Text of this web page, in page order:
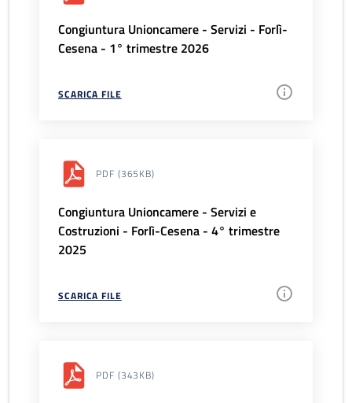
Congiuntura Unioncamere - Servizi - Forlì-
Cesena - 1° trimestre 2026
SCARICA FILE
PDF (365KB)
Congiuntura Unioncamere - Servizi e
Costruzioni - Forlì-Cesena - 4° trimestre
2025
SCARICA FILE
PDF (343KB)